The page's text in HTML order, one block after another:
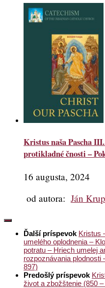
Kristus naša Pascha
protikladné čnosti –
16 augusta, 2024
od autora: Ján
Ďalší príspevok Kristus
umelého oplodnenia –
potratu – Hriech umelej
rozpoznávania plodnosti
897)
Predošlý príspevok
život a zbožštenie (850 –